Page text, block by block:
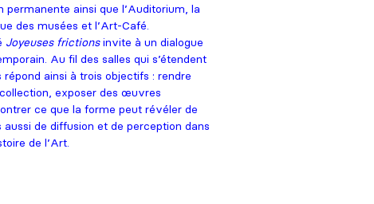
ainsi que l’Auditorium, la
des musées et l’Art-Café.
Joyeuses frictionsinvite à un dialogue
Au fil des salles qui s’étendent
ainsi à trois objectifs : rendre
exposer des œuvres
ce que la forme peut révéler de
de diffusion et de perception dans
de l’Art.